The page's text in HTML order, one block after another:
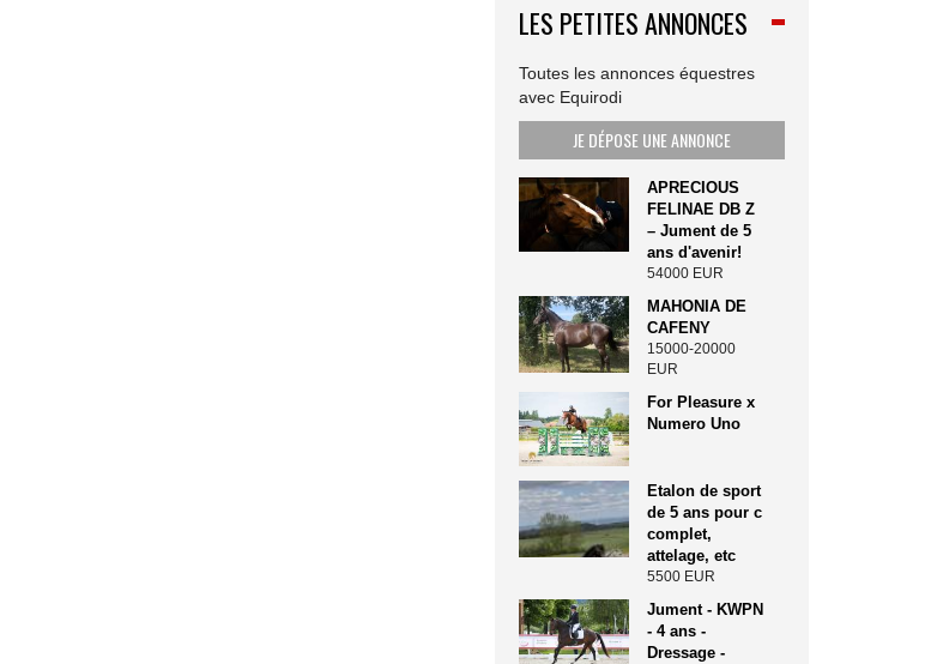
LES PETITES ANNONCES
Toutes les annonces équestres
avec Equirodi
JE DÉPOSE UNE ANNONCE
APRECIOUS
FELINAE DB Z
– Jument de 5
ans d'avenir!
54000 EUR
MAHONIA DE
CAFENY
15000-20000
EUR
For Pleasure x
Numero Uno
Etalon de sport
de 5 ans pour c
complet,
attelage, etc
5500 EUR
Jument - KWPN
- 4 ans -
Dressage -